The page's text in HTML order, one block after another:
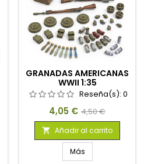
GRANADAS AMERICANAS
WWII 1:35
Reseña(s): 0
Precio
4,05 € Precio
base
4,50 €
 Añadir al carrito
Más